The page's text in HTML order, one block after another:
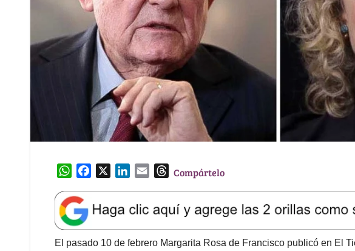
W
a
t
s
A
e
b
o
k
e
d
l
T
e
a
d
Compártelo
El pasado 10 de febrero Margarita Rosa de Francisco publicó en El